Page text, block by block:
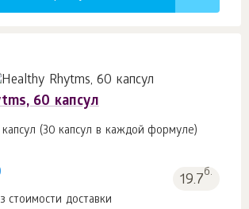
60 капсул
(30 капсул в каждой формуле)
19.7б.
доставки